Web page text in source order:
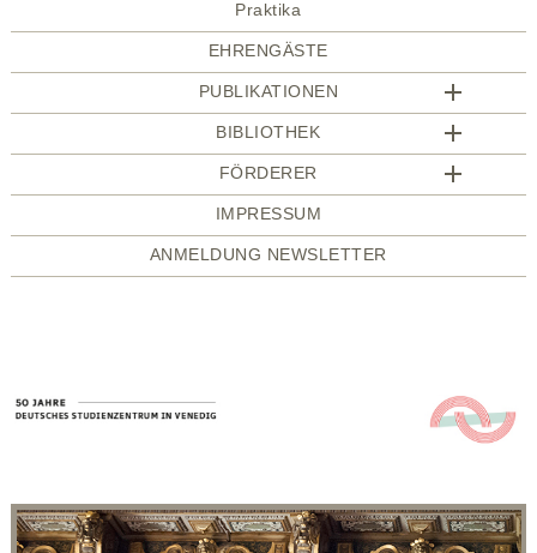
Praktika
EHRENGÄSTE
PUBLIKATIONEN
BIBLIOTHEK
FÖRDERER
IMPRESSUM
ANMELDUNG NEWSLETTER